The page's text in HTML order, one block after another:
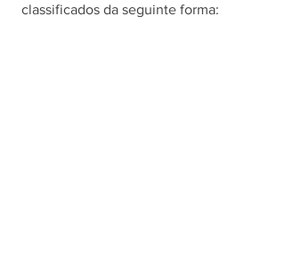
classificados da seguinte forma: